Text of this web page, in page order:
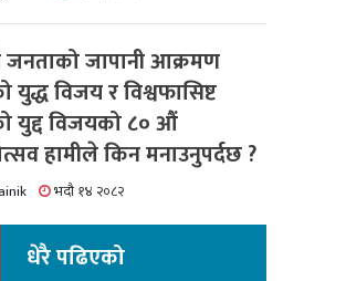
जनताको जापानी आक्रमण
युद्ध विजय र विश्वफासिष्ट
युद्द विजयको ८० औं
हामीले किन मनाउनुपर्दछ ?
भदौ १४ २०८२
धेरै पढिएको